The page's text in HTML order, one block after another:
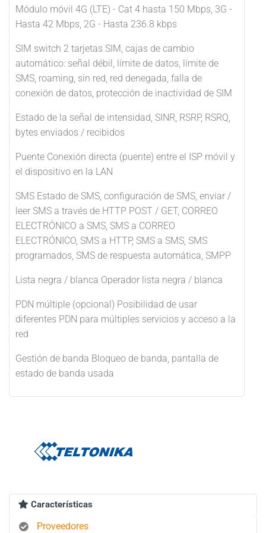
Módulo móvil 4G (LTE) - Cat 4 hasta 150 Mbps, 3G -
Hasta 42 Mbps, 2G - Hasta 236.8 kbps
SIM switch 2 tarjetas SIM, cajas de cambio
automático: señal débil, límite de datos, límite de
SMS, roaming, sin red, red denegada, falla de
conexión de datos, protección de inactividad de SIM
Estado de la señal de intensidad, SINR, RSRP, RSRQ,
bytes enviados / recibidos
Puente Conexión directa (puente) entre el ISP móvil y
el dispositivo en la LAN
SMS Estado de SMS, configuración de SMS, enviar /
leer SMS a través de HTTP POST / GET, CORREO
ELECTRÓNICO a SMS, SMS a CORREO
ELECTRÓNICO, SMS a HTTP, SMS a SMS, SMS
programados, SMS de respuesta automática, SMPP
Lista negra / blanca Operador lista negra / blanca
PDN múltiple (opcional) Posibilidad de usar
diferentes PDN para múltiples servicios y acceso a la
red
Gestión de banda Bloqueo de banda, pantalla de
estado de banda usada
Características
Proveedores